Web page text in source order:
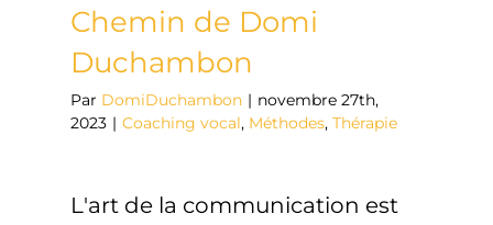
Chemin de Domi
Duchambon
Par DomiDuchambon | novembre 27th,
2023 | Coaching vocal, Méthodes, Thérapie
L'art de la communication est